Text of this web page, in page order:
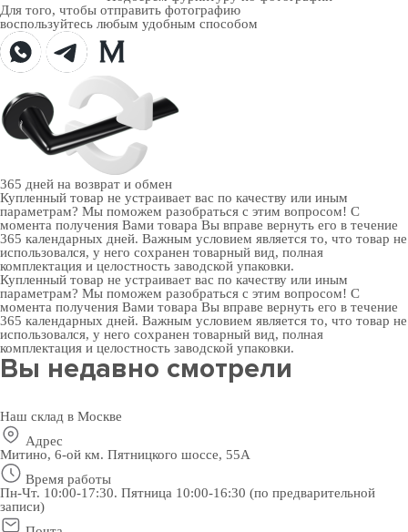
Для того, чтобы отправить фотографию
воспользуйтесь любым удобным способом
365 дней на возврат и обмен
Купленный товар не устраивает вас по качеству или иным
параметрам? Мы поможем разобраться с этим вопросом! С
момента получения Вами товара Вы вправе вернуть его в течение
365 календарных дней. Важным условием является то, что товар не
использовался, у него сохранен товарный вид, полная
комплектация и целостность заводской упаковки.
Купленный товар не устраивает вас по качеству или иным
параметрам? Мы поможем разобраться с этим вопросом! С
момента получения Вами товара Вы вправе вернуть его в течение
365 календарных дней. Важным условием является то, что товар не
использовался, у него сохранен товарный вид, полная
комплектация и целостность заводской упаковки.
Вы недавно смотрели
Наш склад в Москве
Адрес
Митино, 6-ой км. Пятницкого шоссе, 55А
Время работы
Пн-Чт. 10:00-17:30. Пятница 10:00-16:30 (по предварительной
записи)